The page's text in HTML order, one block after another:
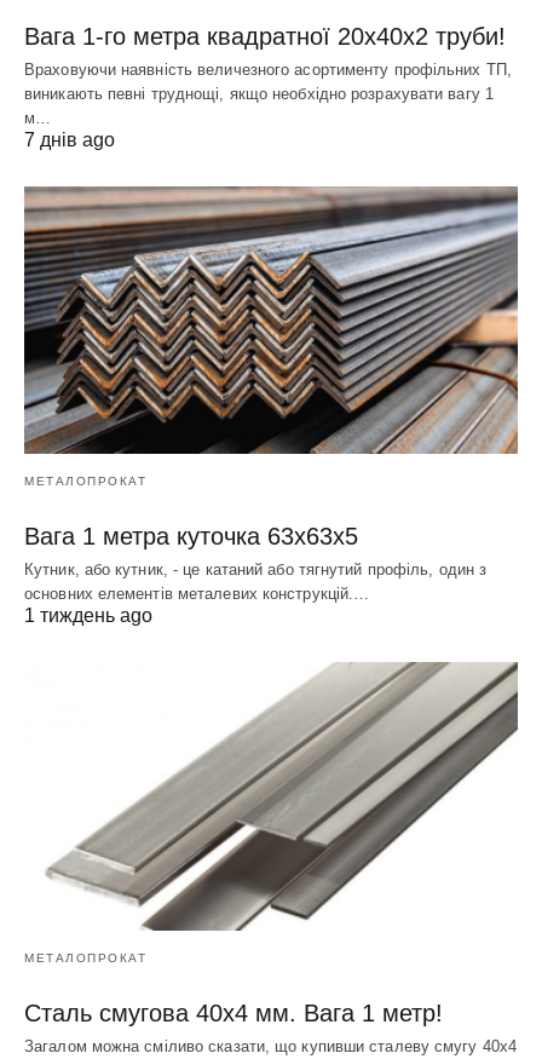
Вага 1-го метра квадратної 20х40х2 труби!
Враховуючи наявність величезного асортименту профільних ТП,
виникають певні труднощі, якщо необхідно розрахувати вагу 1
м…
7 днів ago
МЕТАЛОПРОКАТ
Вага 1 метра куточка 63х63х5
Кутник, або кутник, - це катаний або тягнутий профіль, один з
основних елементів металевих конструкцій.…
1 тиждень ago
МЕТАЛОПРОКАТ
Сталь смугова 40х4 мм. Вага 1 метр!
Загалом можна сміливо сказати, що купивши сталеву смугу 40х4